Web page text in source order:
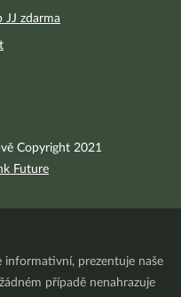
JJ zdarma
Copyright 2021
Future
informativní, prezentuje naše
případě nenahrazuje